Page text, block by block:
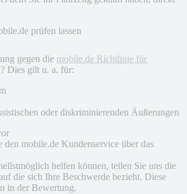
prüfen lassen
gegen die mobile.de Richtlinie für
? Dies gilt u. a. für:
oder diskriminierenden Äußerungen
den mobile.de Kundenservice über das
helfen können, teilen Sie uns die
die sich Ihre Beschwerde bezieht. Diese
in der Bewertung.